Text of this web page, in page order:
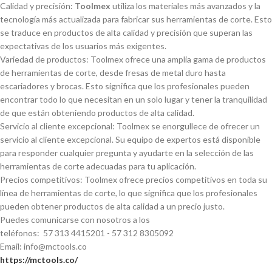
Calidad y precisión: Toolmex utiliza los materiales más avanzados y la
tecnologí­a más actualizada para fabricar sus herramientas de corte. Esto
se traduce en productos de alta calidad y precisión que superan las
expectativas de los usuarios más exigentes.
Variedad de productos: Toolmex ofrece una amplia gama de productos
de herramientas de corte, desde fresas de metal duro hasta
escariadores y brocas. Esto significa que los profesionales pueden
encontrar todo lo que necesitan en un solo lugar y tener la tranquilidad
de que están obteniendo productos de alta calidad.
Servicio al cliente excepcional: Toolmex se enorgullece de ofrecer un
servicio al cliente excepcional. Su equipo de expertos está disponible
para responder cualquier pregunta y ayudarte en la selección de las
herramientas de corte adecuadas para tu aplicación.
Precios competitivos: Toolmex ofrece precios competitivos en toda su
lí­nea de herramientas de corte, lo que significa que los profesionales
pueden obtener productos de alta calidad a un precio justo.
Puedes comunicarse con nosotros a los
teléfonos: 57 313 4415201 - 57 312 8305092
Email: info@mctools.co
https://mctools.co/